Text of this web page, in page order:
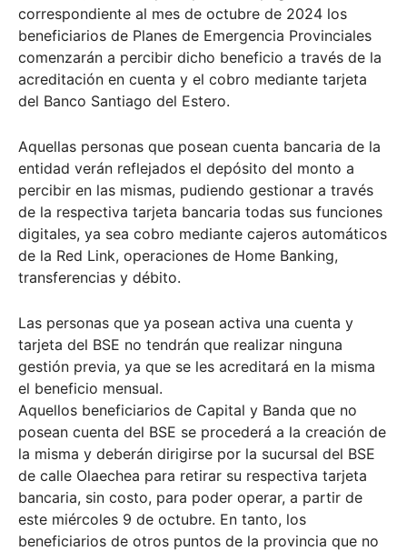
correspondiente al mes de octubre de 2024 los
beneficiarios de Planes de Emergencia Provinciales
comenzarán a percibir dicho beneficio a través de la
acreditación en cuenta y el cobro mediante tarjeta
del Banco Santiago del Estero.
Aquellas personas que posean cuenta bancaria de la
entidad verán reflejados el depósito del monto a
percibir en las mismas, pudiendo gestionar a través
de la respectiva tarjeta bancaria todas sus funciones
digitales, ya sea cobro mediante cajeros automáticos
de la Red Link, operaciones de Home Banking,
transferencias y débito.
Las personas que ya posean activa una cuenta y
tarjeta del BSE no tendrán que realizar ninguna
gestión previa, ya que se les acreditará en la misma
el beneficio mensual.
Aquellos beneficiarios de Capital y Banda que no
posean cuenta del BSE se procederá a la creación de
la misma y deberán dirigirse por la sucursal del BSE
de calle Olaechea para retirar su respectiva tarjeta
bancaria, sin costo, para poder operar, a partir de
este miércoles 9 de octubre. En tanto, los
beneficiarios de otros puntos de la provincia que no